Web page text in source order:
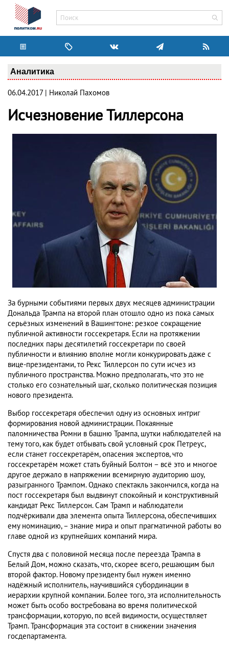
Аналитика
06.04.2017 | Николай Пахомов
Исчезновение Тиллерсона
За бурными событиями первых двух месяцев администрации
Дональда Трампа на второй план отошло одно из пока самых
серьёзных изменений в Вашингтоне: резкое сокращение
публичной активности госсекретаря. Если на протяжении
последних пары десятилетий госсекретари по своей
публичности и влиянию вполне могли конкурировать даже с
вице-президентами, то Рекс Тиллерсон по сути исчез из
публичного пространства. Можно предполагать, что это не
столько его сознательный шаг, сколько политическая позиция
нового президента.
Выбор госсекретаря обеспечил одну из основных интриг
формирования новой администрации. Покаянные
паломничества Ромни в башню Трампа, шутки наблюдателей на
тему того, как будет отбывать свой условный срок Петреус,
если станет госсекретарём, опасения экспертов, что
госсекретарём может стать буйный Болтон – всё это и многое
другое держало в напряжении всемирную аудиторию шоу,
разыгранного Трампом. Однако спектакль закончился, когда на
пост госсекретаря был выдвинут спокойный и конструктивный
кандидат Рекс Тиллерсон. Сам Трамп и наблюдатели
подчёркивали два элемента опыта Тиллерсона, обеспечивших
ему номинацию, – знание мира и опыт прагматичной работы во
главе одной из крупнейших компаний мира.
Спустя два с половиной месяца после переезда Трампа в
Белый Дом, можно сказать, что, скорее всего, решающим был
второй фактор. Новому президенту был нужен именно
надёжный исполнитель, научившийся субординации в
иерархии крупной компании. Более того, эта исполнительность
может быть особо востребована во время политической
трансформации, которую, по всей видимости, осуществляет
Трамп. Трансформация эта состоит в снижении значения
госдепартамента.